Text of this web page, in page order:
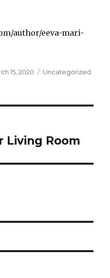
author/eeva-mari-
15, 2020 Categories
Uncategorized
Living Room